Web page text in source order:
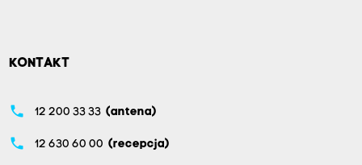
KONTAKT
phone 12 200 33 33 (antena)
phone 12 630 60 00 (recepcja)